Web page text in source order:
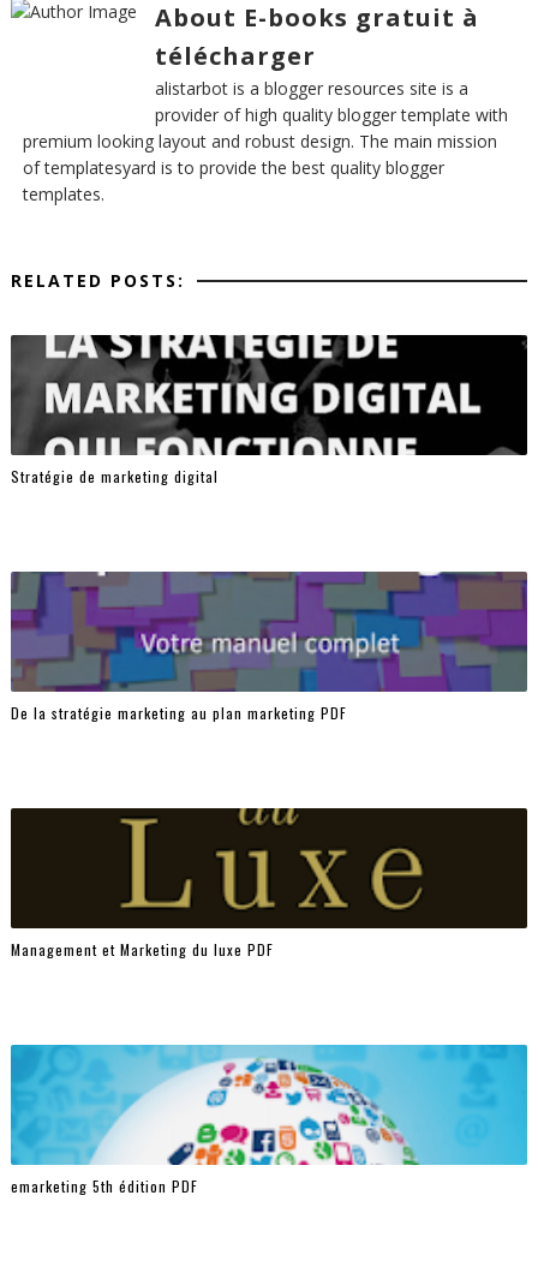
About E-books gratuit à
télécharger
alistarbot is a blogger resources site is a
provider of high quality blogger template with
premium looking layout and robust design. The main mission
of templatesyard is to provide the best quality blogger
templates.
RELATED POSTS:
Stratégie de marketing digital
De la stratégie marketing au plan marketing PDF
Management et Marketing du luxe PDF
emarketing 5th édition PDF